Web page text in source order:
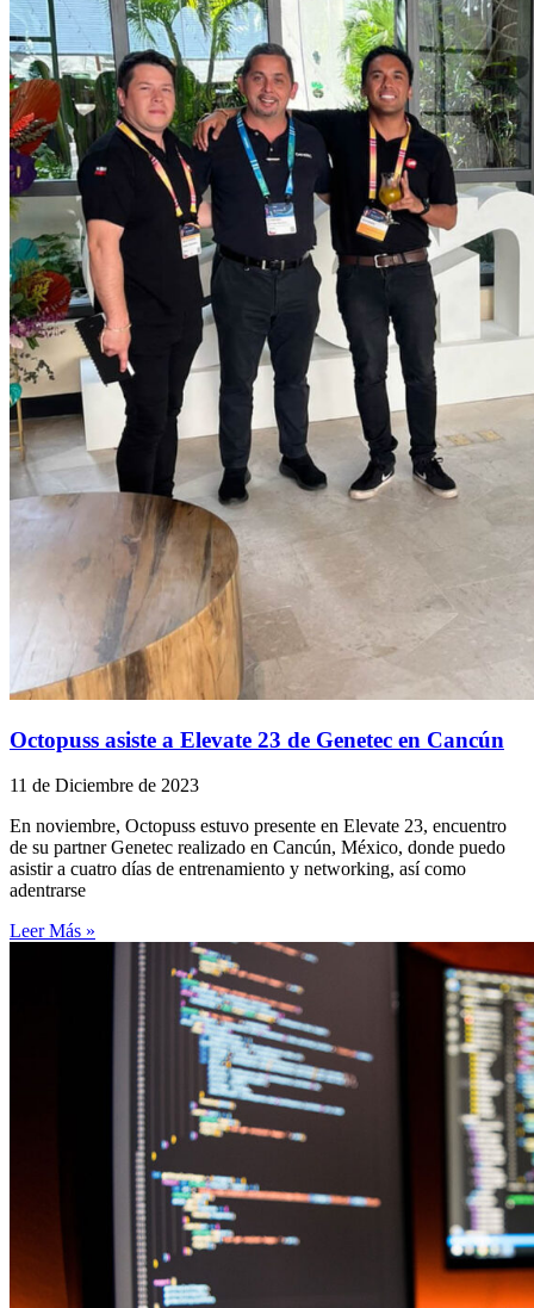
Octopuss asiste a Elevate 23 de Genetec en Cancún
11 de Diciembre de 2023
En noviembre, Octopuss estuvo presente en Elevate 23, encuentro
de su partner Genetec realizado en Cancún, México, donde puedo
asistir a cuatro días de entrenamiento y networking, así como
adentrarse
Leer Más »